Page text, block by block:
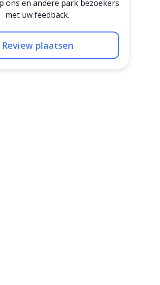
ons en andere park bezoekers
met uw feedback.
Review plaatsen